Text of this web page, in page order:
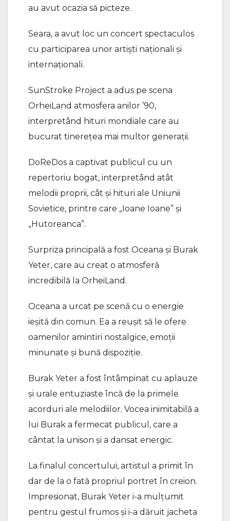
au avut ocazia să picteze.
Seara, a avut loc un concert spectaculos
cu participarea unor artiști naționali și
internaționali.
SunStroke Project a adus pe scena
OrheiLand atmosfera anilor ’90,
interpretând hituri mondiale care au
bucurat tinerețea mai multor generații.
DoReDos a captivat publicul cu un
repertoriu bogat, interpretând atât
melodii proprii, cât și hituri ale Uniunii
Sovietice, printre care „Ioane Ioane” și
„Hutoreanca”.
Surpriza principală a fost Oceana și Burak
Yeter, care au creat o atmosferă
incredibilă la OrheiLand.
Oceana a urcat pe scenă cu o energie
ieșită din comun. Ea a reușit să le ofere
oamenilor amintiri nostalgice, emoții
minunate și bună dispoziție.
Burak Yeter a fost întâmpinat cu aplauze
și urale entuziaste încă de la primele
acorduri ale melodiilor. Vocea inimitabilă a
lui Burak a fermecat publicul, care a
cântat la unison și a dansat energic.
La finalul concertului, artistul a primit în
dar de la o fată propriul portret în creion.
Impresionat, Burak Yeter i-a mulțumit
pentru gestul frumos și i-a dăruit jacheta